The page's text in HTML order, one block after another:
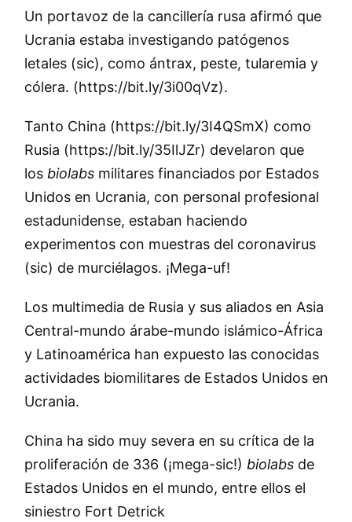
Un portavoz de la cancillería rusa afirmó que
Ucrania estaba investigando patógenos
letales (sic), como ántrax, peste, tularemia y
cólera. (https://bit.ly/3i00qVz).
Tanto China (https://bit.ly/3I4QSmX) como
Rusia (https://bit.ly/35IlJZr) develaron que
los biolabsmilitares financiados por Estados
Unidos en Ucrania, con personal profesional
estadunidense, estaban haciendo
experimentos con muestras del coronavirus
(sic) de murciélagos. ¡Mega-uf!
Los multimedia de Rusia y sus aliados en Asia
Central-mundo árabe-mundo islámico-África
y Latinoamérica han expuesto las conocidas
actividades biomilitares de Estados Unidos en
Ucrania.
China ha sido muy severa en su crítica de la
proliferación de 336 (¡mega-sic!) biolabsde
Estados Unidos en el mundo, entre ellos el
siniestro Fort Detrick